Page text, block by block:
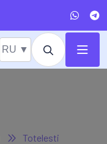
RU ▼
Totelesti